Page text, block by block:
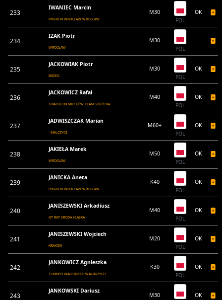
233
IWANIEC Marcin
PRO-RUN WROCŁAW WROCŁAW
M30
POL
OK
234
IZAK Piotr
WROCŁAW
M30
POL
235
JACKOWIAK Piotr
BRZEG
M30
POL
OK
236
JACKOWICZ Rafał
TRIATHLON MIETKÓW TEAM SOBÓTKA
M40
POL
OK
237
JADWISZCZAK Marian
- MALCZYCE
M60+
POL
OK
238
JAKIEŁA Marek
WROCŁAW
M50
POL
OK
239
JANICKA Aneta
PRO-RUN WROCŁAW WROCŁAW
K40
POL
OK
240
JANISZEWSKI Arkadiusz
GT RAT ŚRODA ŚLĄSKA
M40
POL
OK
241
JANISZEWSKI Wojciech
KRAKÓW
M20
POL
OK
242
JANKOWICZ Agnieszka
TEMMPO WAŁBRZYCH WAŁBRZYCH
K30
POL
OK
243
JANKOWSKI Dariusz
M30
OK